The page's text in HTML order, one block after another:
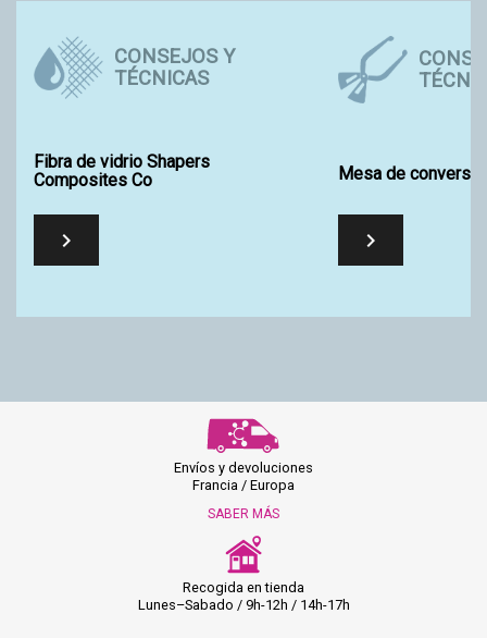
CONSEJOS Y
TÉCNICAS
Fibra de vidrio Shapers
Composites Co

Mesa de

Envíos y devoluciones
Francia / Europa
SABER MÁS
Recogida en tienda
Lunes–Sabado / 9h-12h / 14h-17h